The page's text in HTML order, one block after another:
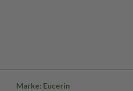
Marke: Eucerin